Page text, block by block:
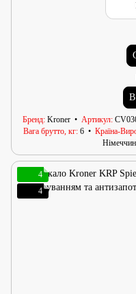
В
Бренд Kroner Артикул
Вага брутто, кг 6 Країна-
4
4